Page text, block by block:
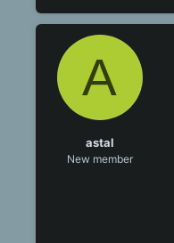
A
astal
New member